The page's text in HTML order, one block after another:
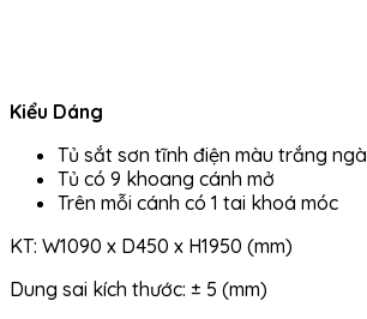
Kiểu Dáng
Tủ sắt sơn tĩnh điện màu trắng ngà
Tủ có 9 khoang cánh mở
Trên mỗi cánh có 1 tai khoá móc
KT: W1090 x D450 x H1950 (mm)
Dung sai kích thước: ± 5 (mm)